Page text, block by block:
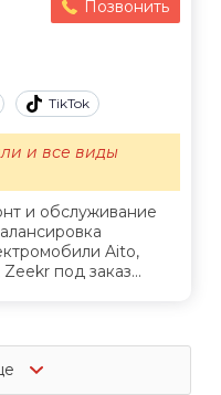
Позвонить
TikTok
и обслуживание
Aito,
под заказ...
и все виды